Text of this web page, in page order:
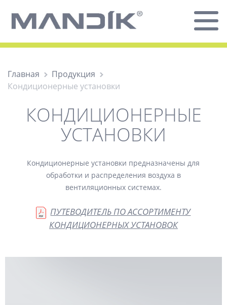
Главная
Продукция
Кондиционерные установки
КОНДИЦИОНЕРНЫЕ
УСТАНОВКИ
Кондиционерные установки предназначены для
обработки и распределения воздуха в
вентиляционных системах.
ПУТЕВОДИТЕЛЬ ПО АССОРТИМЕНТУ
КОНДИЦИОНЕРНЫХ УСТАНОВОК